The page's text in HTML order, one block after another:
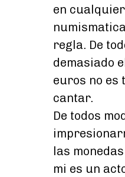
en
regla. De
demasiado
euros no es
cantar.
De todos
las
mi es un